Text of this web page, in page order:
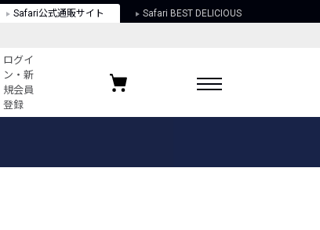
Safari公式通販サイト Safari BEST DELICIOUS
ログイ
ン・新
規会員
登録
お気に入りブランド